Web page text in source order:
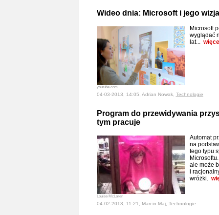
Wideo dnia: Microsoft i jego
youtube.com
Microsoft
wyglądać
lat...
04-03-2013, 14:05, Adrian Nowak, Technologie
Program do przewidywania
tym pracuje
Louise McLaren
Automat
na
tego typu
ale może
i
wróżki.
04-02-2013, 11:21, Marcin Maj, Technologie